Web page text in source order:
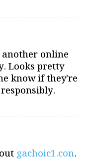
online
Looks pretty
know if they’re
gachoic1.con.